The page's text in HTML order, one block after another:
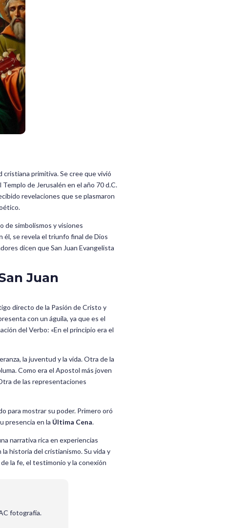
primitiva. Se cree que vivió
de Jerusalén en el año 70 d.C.
revelaciones que se plasmaron
de simbolismos y visiones
se revela el triunfo final de Dios
dicen que San Juan Evangelista
Juan
directo de la Pasión de Cristo y
con un águila, ya que es el
del Verbo: «En el principio era el
la juventud y la vida. Otra de la
Como era el Apostol más joven
de las representaciones
para mostrar su poder. Primero oró
presencia en la Última Cena.
narrativa rica en experiencias
historia del cristianismo. Su vida y
la fe, el testimonio y la conexión
fotografía.